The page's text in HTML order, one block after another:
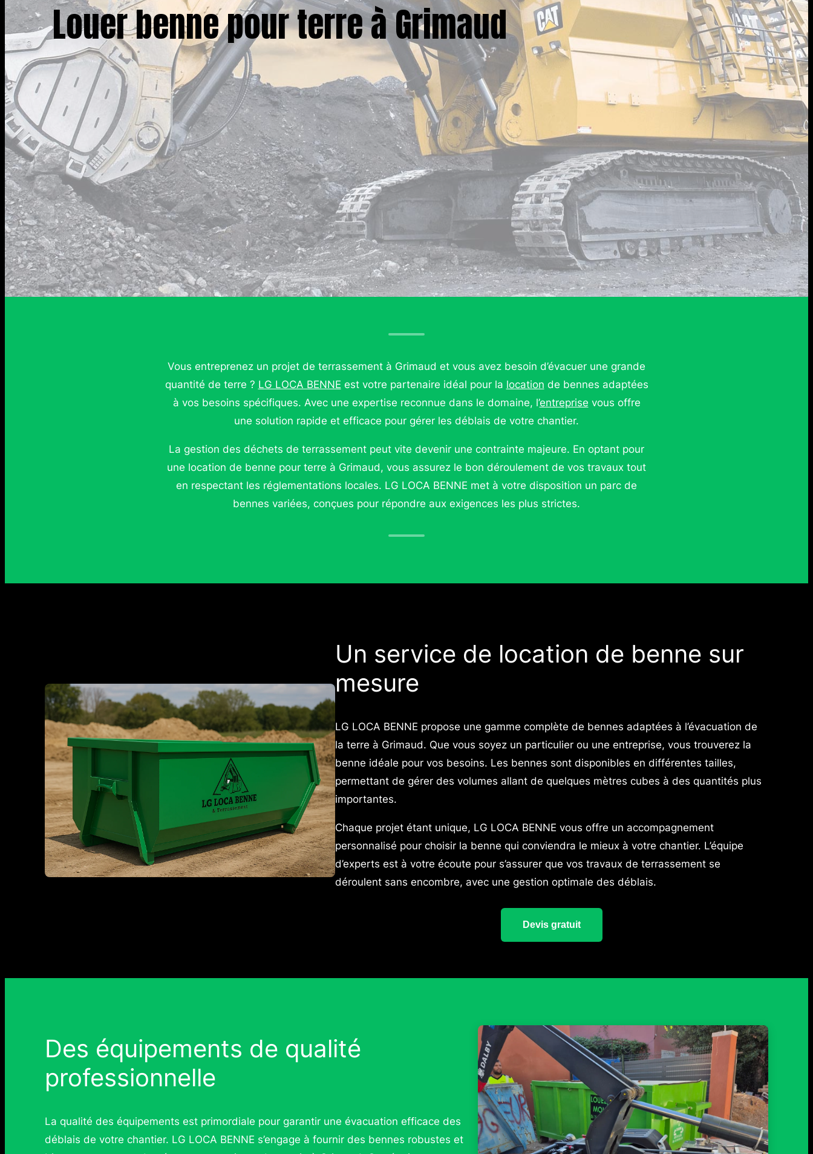
Louer benne pour terre à Grimaud
Vous entreprenez un projet de terrassement à Grimaud et vous avez besoin d’évacuer une grande
quantité de terre ? LG LOCA BENNE est votre partenaire idéal pour la location de bennes adaptées
à vos besoins spécifiques. Avec une expertise reconnue dans le domaine, l’entreprise vous offre
une solution rapide et efficace pour gérer les déblais de votre chantier.
La gestion des déchets de terrassement peut vite devenir une contrainte majeure. En optant pour
une location de benne pour terre à Grimaud, vous assurez le bon déroulement de vos travaux tout
en respectant les réglementations locales. LG LOCA BENNE met à votre disposition un parc de
bennes variées, conçues pour répondre aux exigences les plus strictes.
Un service de location de benne sur
mesure
LG LOCA BENNE propose une gamme complète de bennes adaptées à l’évacuation de
la terre à Grimaud. Que vous soyez un particulier ou une entreprise, vous trouverez la
benne idéale pour vos besoins. Les bennes sont disponibles en différentes tailles,
permettant de gérer des volumes allant de quelques mètres cubes à des quantités plus
importantes.
Chaque projet étant unique, LG LOCA BENNE vous offre un accompagnement
personnalisé pour choisir la benne qui conviendra le mieux à votre chantier. L’équipe
d’experts est à votre écoute pour s’assurer que vos travaux de terrassement se
déroulent sans encombre, avec une gestion optimale des déblais.
Devis gratuit
Des équipements de qualité
professionnelle
La qualité des équipements est primordiale pour garantir une évacuation efficace des
déblais de votre chantier. LG LOCA BENNE s’engage à fournir des bennes robustes et